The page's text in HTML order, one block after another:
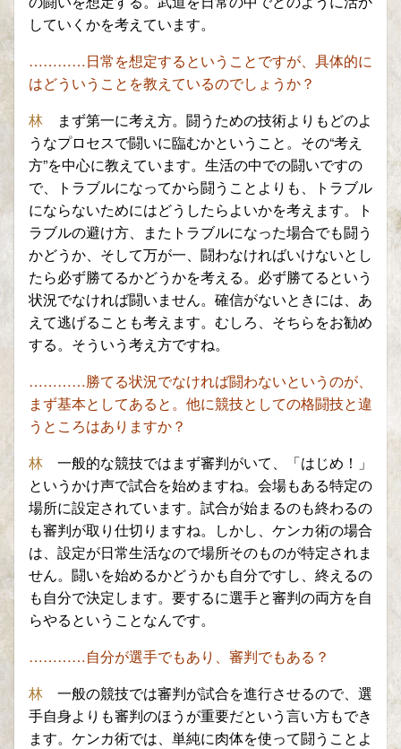
していくかを考えています。
…………日常を想定するということですが、具体的に
はどういうことを教えているのでしょうか？
林 まず第一に考え方。闘うための技術よりもどのよ
うなプロセスで闘いに臨むかということ。その“考え
方”を中心に教えています。生活の中での闘いですの
で、トラブルになってから闘うことよりも、トラブル
にならないためにはどうしたらよいかを考えます。ト
ラブルの避け方、またトラブルになった場合でも闘う
かどうか、そして万が一、闘わなければいけないとし
たら必ず勝てるかどうかを考える。必ず勝てるという
状況でなければ闘いません。確信がないと きには、あ
えて逃げることも考えます。むしろ、そちらをお勧め
する。そういう考え方ですね。
…………勝てる状況でなければ闘わないというのが、
まず基本としてあると。他に競技としての格闘技と違
うところはありますか？
林
一般的な競技ではまず審判がいて、「はじめ！」
というかけ声で試合を始めますね。会場もある特定の
場所に設定されています。試合が始まるのも終わるの
も審判が取り仕切りますね。しかし、ケンカ術の場合
は、設定が日常生活なので場所そのものが特定されま
せん。闘いを始めるかどうかも自分ですし、終えるの
も自分で決定します。 要するに選手と審判の両方を自
らやるということなんです。
…………自分が選手でもあり、審判でもある？
林
一般の競技では審判が試合を進行させるので、選
手自身よりも審判のほうが重要だという言い方もでき
ます。ケンカ術では、単純に肉体を使って闘うことよ